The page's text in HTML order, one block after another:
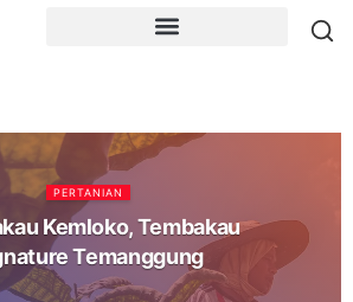
PERTANIAN
Kemloko, Tembakau
Temanggung